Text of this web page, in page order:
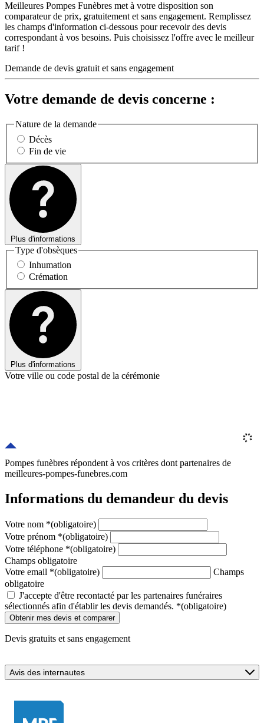
Meilleures Pompes Funèbres met à votre disposition son
comparateur de prix, gratuitement et sans engagement. Remplissez
les champs d'information ci-dessous pour recevoir des devis
correspondant à vos besoins. Puis choisissez l'offre avec le meilleur
tarif !
Demande de devis gratuit et sans engagement
Votre demande de devis concerne :
Nature de la demande
Décès
Fin de vie
Plus d'informations
Type d'obsèques
Inhumation
Crémation
Plus d'informations
Votre ville ou code postal de la cérémonie
Pompes funèbres répondent à vos critères dont partenaires de
meilleures-pompes-funebres.com
Informations du demandeur du devis
Votre nom *(obligatoire)
Votre prénom *(obligatoire)
Votre téléphone *(obligatoire)
Champs obligatoire
Votre email *(obligatoire)
Champs
obligatoire
J'accepte d'être recontacté par les partenaires funéraires
sélectionnés afin d'établir les devis demandés. *(obligatoire)
Devis gratuits et sans engagement
Avis des internautes